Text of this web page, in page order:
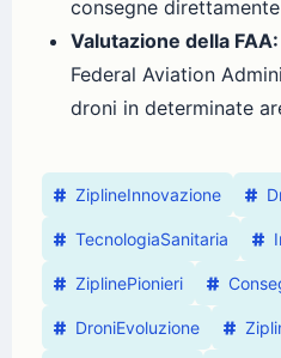
consegne
Valutazione della FAA:
Federal Aviation
droni in determinate
ZiplineInnovazione
TecnologiaSanitaria
ZiplinePionieri
DroniEvoluzione